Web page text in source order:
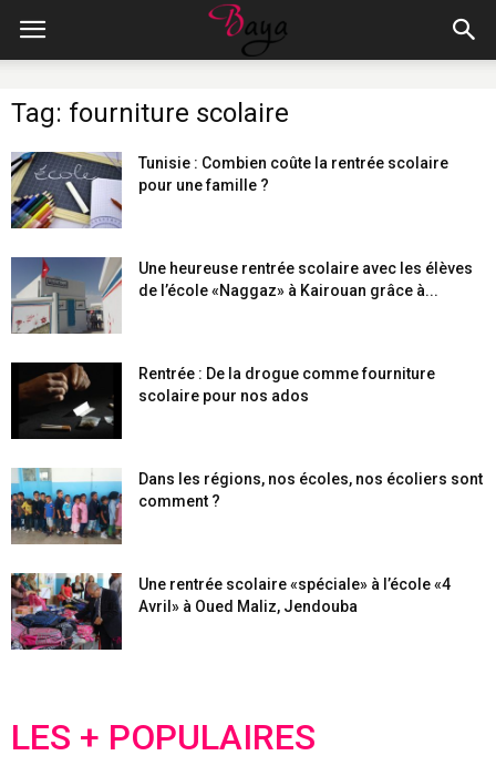
Tag: fourniture scolaire
Tunisie : Combien coûte la rentrée scolaire
pour une famille ?
Une heureuse rentrée scolaire avec les élèves
de l’école «Naggaz» à Kairouan grâce à...
Rentrée : De la drogue comme fourniture
scolaire pour nos ados
Dans les régions, nos écoles, nos écoliers sont
comment ?
Une rentrée scolaire «spéciale» à l’école «4
Avril» à Oued Maliz, Jendouba
LES + POPULAIRES